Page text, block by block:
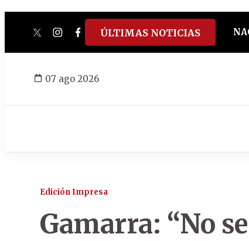
twitterinstagram
facebook
tiktokyoutube
spotify
ÚLTIMAS NOTICIAS
07 ago 2026
Edición Impresa
Gamarra: “No